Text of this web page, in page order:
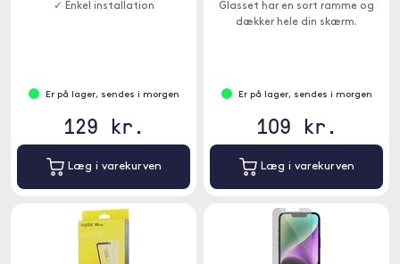
✓ Enkel installation
Er på lager, sendes i morgen
129 kr.
Læg i varekurven
Glasset har en sort ramme og
dækker hele din skærm.
Er på lager, sendes i morgen
109 kr.
Læg i varekurven